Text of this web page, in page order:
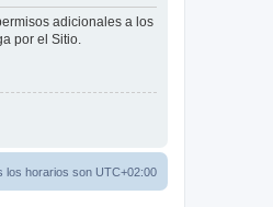
adicionales a los
por el Sitio.
los horarios son UTC+02:00